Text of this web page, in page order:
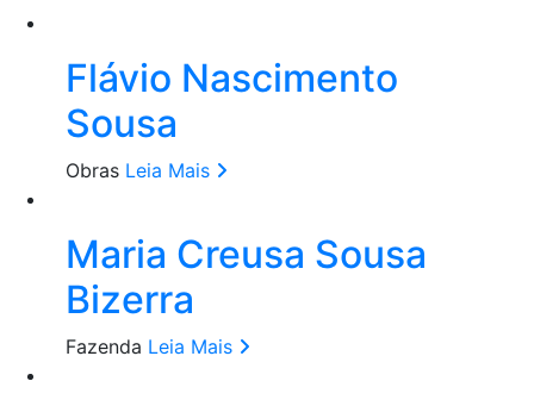
Flávio Nascimento
Sousa
Obras Leia Mais
Maria Creusa Sousa
Bizerra
Fazenda Leia Mais